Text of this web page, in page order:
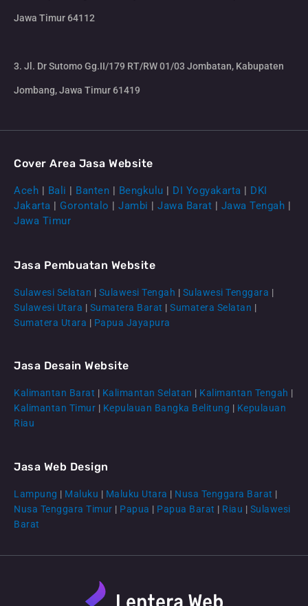
CS Lenteraweb
Jawa Timur 64112
3. Jl. Dr Sutomo Gg.II/179 RT/RW 01/03 Jombatan, Kabupaten
Jombang, Jawa Timur 61419
Cover Area Jasa Website
Aceh | Bali | Banten | Bengkulu | DI Yogyakarta | DKI
Jakarta | Gorontalo | Jambi | Jawa Barat | Jawa Tengah |
Jawa Timur
Jasa Pembuatan Website
Sulawesi Selatan | Sulawesi Tengah | Sulawesi Tenggara |
Sulawesi Utara | Sumatera Barat | Sumatera Selatan |
Sumatera Utara | Papua Jayapura
Jasa Desain Website
Kalimantan Barat | Kalimantan Selatan | Kalimantan Tengah |
Kalimantan Timur | Kepulauan Bangka Belitung | Kepulauan
Riau
Jasa Web Design
Lampung | Maluku | Maluku Utara | Nusa Tenggara Barat |
Nusa Tenggara Timur | Papua | Papua Barat | Riau | Sulawesi
Barat